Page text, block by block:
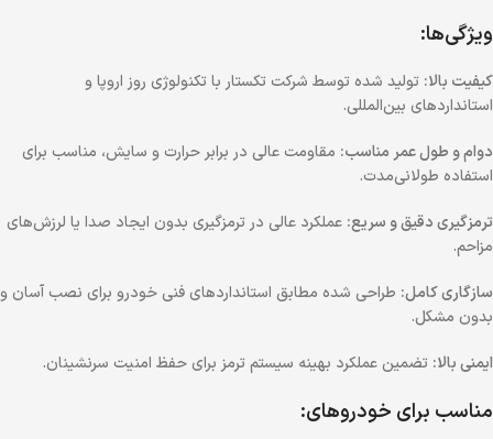
ویژگی‌ها:
کیفیت بالا: تولید شده توسط شرکت تکستار با تکنولوژی روز اروپا و
استانداردهای بین‌المللی.
دوام و طول عمر مناسب: مقاومت عالی در برابر حرارت و سایش، مناسب برای
استفاده طولانی‌مدت.
ترمزگیری دقیق و سریع: عملکرد عالی در ترمزگیری بدون ایجاد صدا یا لرزش‌های
مزاحم.
سازگاری کامل: طراحی شده مطابق استانداردهای فنی خودرو برای نصب آسان و
بدون مشکل.
ایمنی بالا: تضمین عملکرد بهینه سیستم ترمز برای حفظ امنیت سرنشینان.
مناسب برای خودروهای: